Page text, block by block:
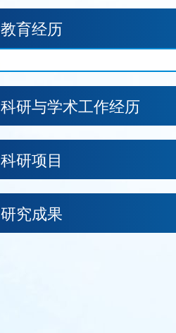
教育经历
科研与学术工作经历
科研项目
研究成果